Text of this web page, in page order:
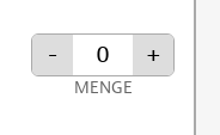
- +
MENGE